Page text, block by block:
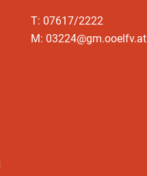
T: 07617/2222
M: 03224@gm.ooelfv.at